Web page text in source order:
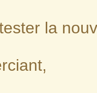
la